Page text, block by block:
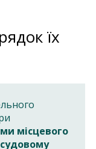
їх
місцевого